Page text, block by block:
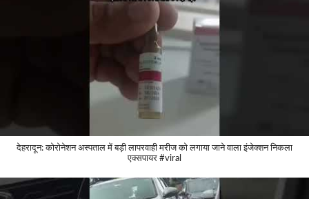
देहरादून: कोरोनेशन अस्पताल में बड़ी लापरवाही मरीज को लगाया जाने वाला इंजेक्शन निकला
एक्सपायर #viral